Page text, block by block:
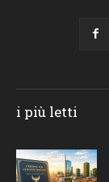
i più letti